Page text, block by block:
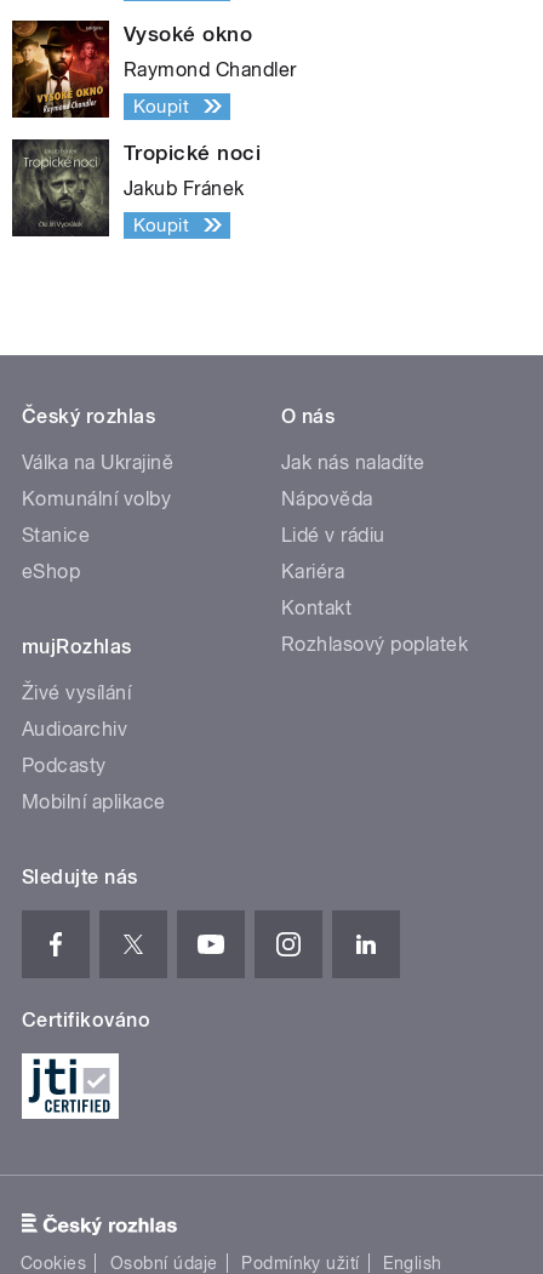
Vysoké okno
Raymond Chandler
Koupit
Tropické noci
Jakub Fránek
Koupit
Český rozhlas
Válka na Ukrajině
Komunální volby
Stanice
eShop
mujRozhlas
Živé vysílání
Audioarchiv
Podcasty
Mobilní aplikace
O nás
Jak nás naladíte
Nápověda
Lidé v rádiu
Kariéra
Kontakt
Rozhlasový poplatek
Sledujte nás
Certifikováno
Cookies Osobní údaje Podmínky užití English